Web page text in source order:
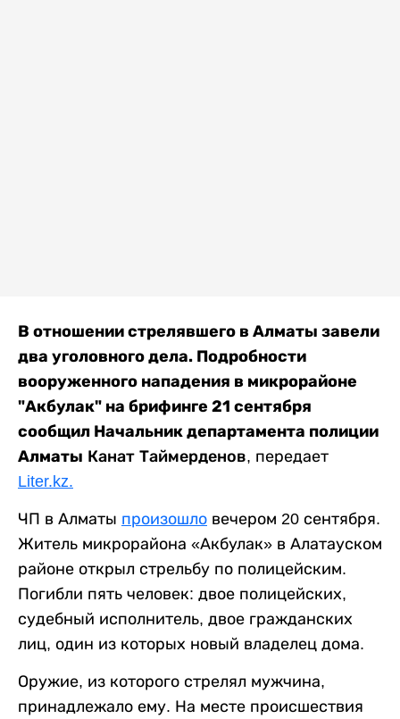
В отношении стрелявшего в Алматы завели
два уголовного дела. Подробности
вооруженного нападения в микрорайоне
"Акбулак" на брифинге 21 сентября
сообщил Начальник департамента полиции
Алматы Канат Таймерденов, передает
Liter.kz.
ЧП в Алматы произошло вечером 20 сентября.
Житель микрорайона «Акбулак» в Алатауском
районе открыл стрельбу по полицейским.
Погибли пять человек: двое полицейских,
судебный исполнитель, двое гражданских
лиц, один из которых новый владелец дома.
Оружие, из которого стрелял мужчина,
принадлежало ему. На месте происшествия